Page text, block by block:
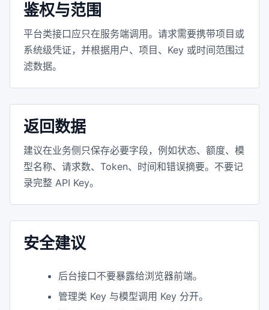
鉴权与范围
平台类接口应只在服务端调用。请求需要携带项目或
系统级凭证，并根据用户、项目、Key 或时间范围过
滤数据。
返回数据
建议在业务侧只保存必要字段，例如状态、额度、模
型名称、请求数、Token、时间和错误摘要。不要记
录完整 API Key。
安全建议
后台接口不要暴露给浏览器前端。
管理类 Key 与模型调用 Key 分开。